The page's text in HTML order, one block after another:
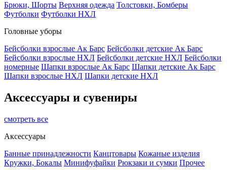
Брюки, Шорты Верхняя одежда Толстовки, Бомберы
Футболки Футболки НХЛ
Головные уборы
Бейсболки взрослые Ак Барс Бейсболки детские Ак Барс
Бейсболки взрослые НХЛ Бейсболки детские НХЛ Бейсболки
номерные Шапки взрослые Ак Барс Шапки детские Ак Барс
Шапки взрослые НХЛ Шапки детские НХЛ
Аксессуары и сувениры
смотреть все
Аксессуары
Банные принадлежности Канцтовары Кожаные изделия
Кружки, Бокалы Минифуфайки Рюкзаки и сумки Прочее